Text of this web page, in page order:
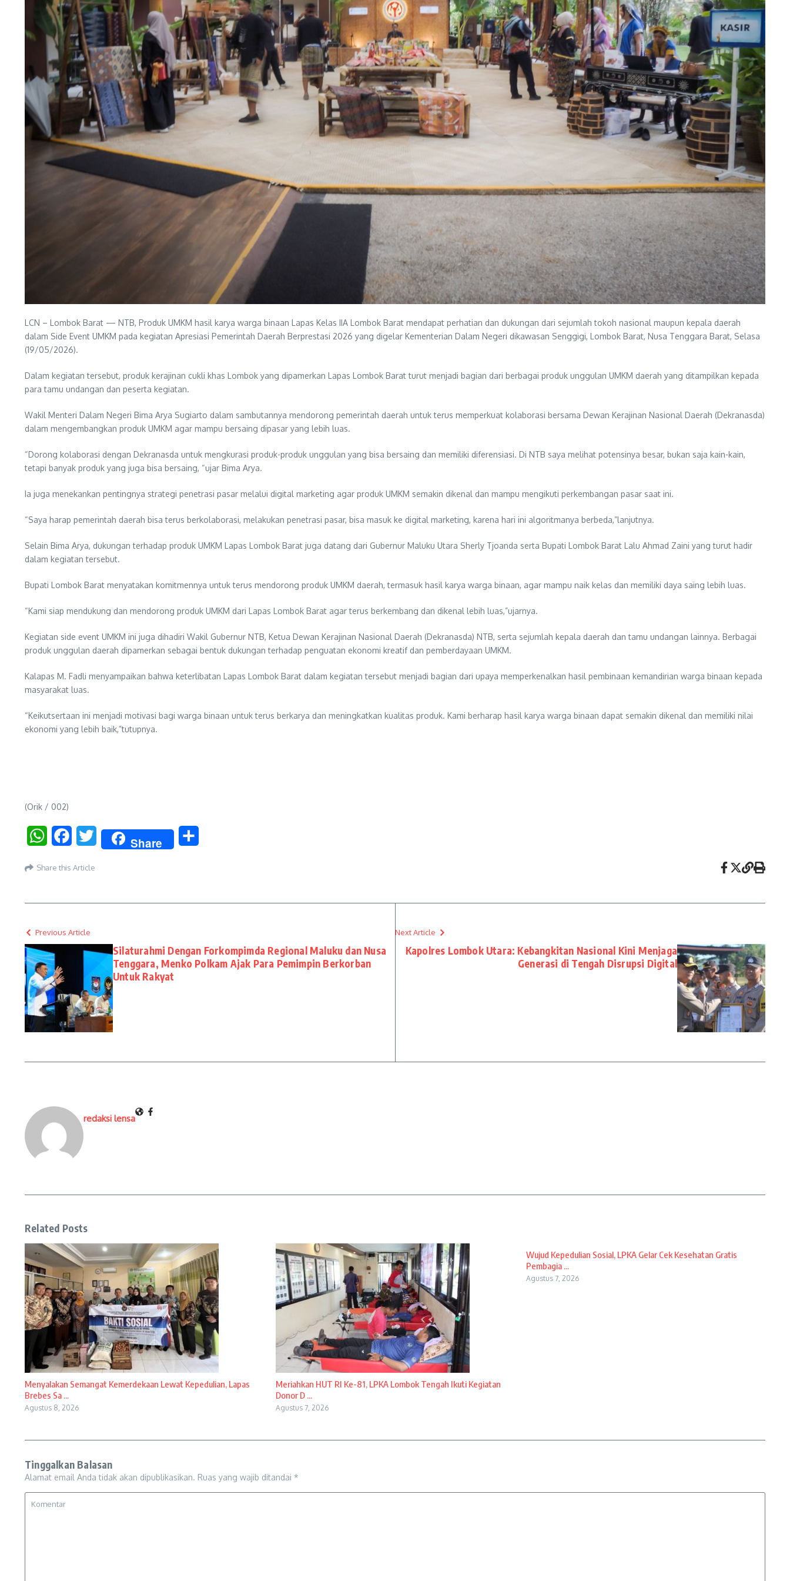
LCN – Lombok Barat — NTB, Produk UMKM hasil karya warga binaan Lapas Kelas IIA Lombok Barat mendapat perhatian dan dukungan dari sejumlah tokoh nasional maupun kepala daerah
dalam Side Event UMKM pada kegiatan Apresiasi Pemerintah Daerah Berprestasi 2026 yang digelar Kementerian Dalam Negeri dikawasan Senggigi, Lombok Barat, Nusa Tenggara Barat, Selasa
(19/05/2026).
Dalam kegiatan tersebut, produk kerajinan cukli khas Lombok yang dipamerkan Lapas Lombok Barat turut menjadi bagian dari berbagai produk unggulan UMKM daerah yang ditampilkan kepada
para tamu undangan dan peserta kegiatan.
Wakil Menteri Dalam Negeri Bima Arya Sugiarto dalam sambutannya mendorong pemerintah daerah untuk terus memperkuat kolaborasi bersama Dewan Kerajinan Nasional Daerah (Dekranasda)
dalam mengembangkan produk UMKM agar mampu bersaing dipasar yang lebih luas.
“Dorong kolaborasi dengan Dekranasda untuk mengkurasi produk-produk unggulan yang bisa bersaing dan memiliki diferensiasi. Di NTB saya melihat potensinya besar, bukan saja kain-kain,
tetapi banyak produk yang juga bisa bersaing, “ujar Bima Arya.
Ia juga menekankan pentingnya strategi penetrasi pasar melalui digital marketing agar produk UMKM semakin dikenal dan mampu mengikuti perkembangan pasar saat ini.
“Saya harap pemerintah daerah bisa terus berkolaborasi, melakukan penetrasi pasar, bisa masuk ke digital marketing, karena hari ini algoritmanya berbeda,”lanjutnya.
Selain Bima Arya, dukungan terhadap produk UMKM Lapas Lombok Barat juga datang dari Gubernur Maluku Utara Sherly Tjoanda serta Bupati Lombok Barat Lalu Ahmad Zaini yang turut hadir
dalam kegiatan tersebut.
Bupati Lombok Barat menyatakan komitmennya untuk terus mendorong produk UMKM daerah, termasuk hasil karya warga binaan, agar mampu naik kelas dan memiliki daya saing lebih luas.
“Kami siap mendukung dan mendorong produk UMKM dari Lapas Lombok Barat agar terus berkembang dan dikenal lebih luas,”ujarnya.
Kegiatan side event UMKM ini juga dihadiri Wakil Gubernur NTB, Ketua Dewan Kerajinan Nasional Daerah (Dekranasda) NTB, serta sejumlah kepala daerah dan tamu undangan lainnya. Berbagai
produk unggulan daerah dipamerkan sebagai bentuk dukungan terhadap penguatan ekonomi kreatif dan pemberdayaan UMKM.
Kalapas M. Fadli menyampaikan bahwa keterlibatan Lapas Lombok Barat dalam kegiatan tersebut menjadi bagian dari upaya memperkenalkan hasil pembinaan kemandirian warga binaan kepada
masyarakat luas.
“Keikutsertaan ini menjadi motivasi bagi warga binaan untuk terus berkarya dan meningkatkan kualitas produk. Kami berharap hasil karya warga binaan dapat semakin dikenal dan memiliki nilai
ekonomi yang lebih baik,”tutupnya.
(Orik / 002)
WhatsAppFacebookTwitter Share
Share this Article
Previous Article
Silaturahmi Dengan Forkompimda Regional Maluku dan Nusa
Tenggara, Menko Polkam Ajak Para Pemimpin Berkorban
Untuk Rakyat
Next Article
Kapolres Lombok Utara: Kebangkitan Nasional Kini Menjaga
Generasi di Tengah Disrupsi Digital
redaksi lensa
Related Posts
Menyalakan Semangat Kemerdekaan Lewat Kepedulian, Lapas
Brebes Sa ...
Agustus 8, 2026
Meriahkan HUT RI Ke-81, LPKA Lombok Tengah Ikuti Kegiatan
Donor D ...
Agustus 7, 2026
Wujud Kepedulian Sosial, LPKA Gelar Cek Kesehatan Gratis
Pembagia ...
Agustus 7, 2026
Tinggalkan Balasan
Alamat email Anda tidak akan dipublikasikan. Ruas yang wajib ditandai *